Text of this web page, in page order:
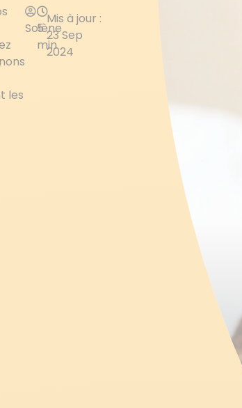
les
Solène
5
min
Mis à jour :
23 Sep
2024